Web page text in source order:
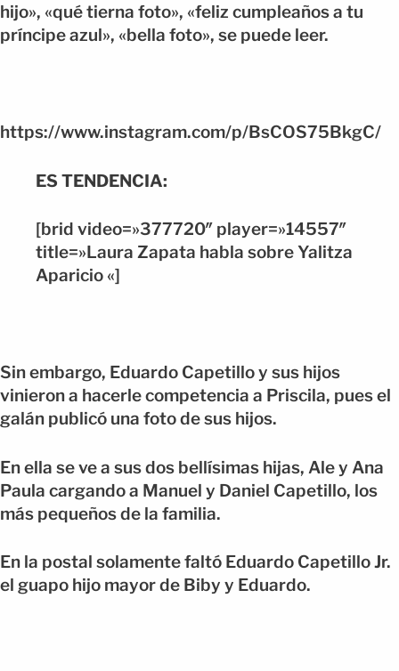
hijo», «qué tierna foto», «feliz cumpleaños a tu
príncipe azul», «bella foto», se puede leer.
https://www.instagram.com/p/BsCOS75BkgC/
ES TENDENCIA:
[brid video=»377720″ player=»14557″
title=»Laura Zapata habla sobre Yalitza
Aparicio «]
Sin embargo, Eduardo Capetillo y sus hijos
vinieron a hacerle competencia a Priscila, pues el
galán publicó una foto de sus hijos.
En ella se ve a sus dos bellísimas hijas, Ale y Ana
Paula cargando a Manuel y Daniel Capetillo, los
más pequeños de la familia.
En la postal solamente faltó Eduardo Capetillo Jr.
el guapo hijo mayor de Biby y Eduardo.